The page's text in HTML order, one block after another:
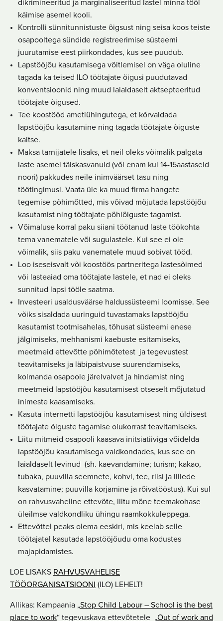
dikrimineeritud ja marginaliseeritud lastel minna tööl
käimise asemel kooli.
Kontrolli sünnitunnistuste õigsust ning seisa koos teiste
osapooltega sündide registreerimise süsteemi
juurutamise eest piirkondades, kus see puudub.
Lapstööjõu kasutamisega võitlemisel on väga oluline
tagada ka teised ILO töötajate õigusi puudutavad
konventsioonid ning muud laialdaselt aktsepteeritud
töötajate õigused.
Tee koostööd ametiühingutega, et kõrvaldada
lapstööjõu kasutamine ning tagada töötajate õiguste
kaitse.
Maksa tarnijatele lisaks, et neil oleks võimalik palgata
laste asemel täiskasvanuid (või enam kui 14-15aastaseid
noori) pakkudes neile inimväärset tasu ning
töötingimusi. Vaata üle ka muud firma hangete
tegemise põhimõtted, mis võivad mõjutada lapstööjõu
kasutamist ning töötajate põhiõiguste tagamist.
Võimaluse korral paku siiani töötanud laste töökohta
tema vanematele või sugulastele. Kui see ei ole
võimalik, siis paku vanematele muud sobivat tööd.
Loo iseseisvalt või koostöös partneritega lastesõimed
või lasteaiad oma töötajate lastele, et nad ei oleks
sunnitud lapsi tööle saatma.
Investeeri usaldusväärse haldussüsteemi loomisse. See
võiks sisaldada uuringuid tuvastamaks lapstööjõu
kasutamist tootmisahelas, tõhusat süsteemi enese
jälgimiseks, mehhanismi kaebuste esitamiseks,
meetmeid ettevõtte põhimõtetest ja tegevustest
teavitamiseks ja läbipaistvuse suurendamiseks,
kolmanda osapoole järelvalvet ja hindamist ning
meetmeid lapstööjõu kasutamisest otseselt mõjutatud
inimeste kaasamiseks.
Kasuta internetti lapstööjõu kasutamisest ning üldisest
töötajate õiguste tagamise olukorrast teavitamiseks.
Liitu mitmeid osapooli kaasava initsiatiiviga võidelda
lapstööjõu kasutamisega valdkondades, kus see on
laialdaselt levinud (sh. kaevandamine; turism; kakao,
tubaka, puuvilla seemnete, kohvi, tee, riisi ja lillede
kasvatamine; puuvilla korjamine ja rõivatööstus). Kui sul
on rahvusvaheline ettevõte, liitu mõne teemakohase
üleilmse valdkondliku ühingu raamkokkuleppega.
Ettevõttel peaks olema eeskiri, mis keelab selle
töötajatel kasutada lapstööjõudu oma kodustes
majapidamistes.
LOE LISAKS RAHVUSVAHELISE
TÖÖORGANISATSIOONI
(ILO) LEHELT!
Allikas: Kampaania „Stop Child Labour – School is the best
place to work“ tegevuskava ettevõtetele „Out of work and